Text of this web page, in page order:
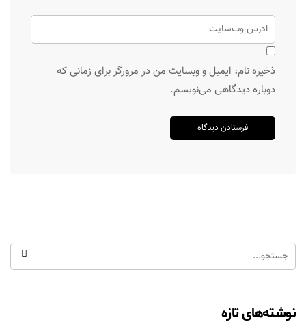
ذخیره نام، ایمیل و وبسایت من در مرورگر برای زمانی که
دوباره دیدگاهی می‌نویسم.
نوشته‌های تازه